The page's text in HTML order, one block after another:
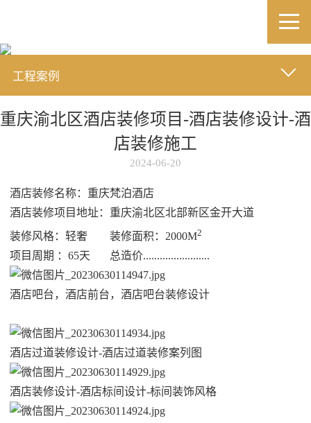
工程案例
重庆渝北区酒店装修项目-酒店装修设计-酒
店装修施工
2024-06-20
酒店装修名称：重庆梵泊酒店
酒店装修项目地址：重庆渝北区北部新区金开大道
装修风格：轻奢 装修面积：2000M2
项目周期 ：65天 总造价........................
酒店吧台，酒店前台，酒店吧台装修设计
酒店过道装修设计-酒店过道装修案列图
酒店装修设计-酒店标间设计-标间装饰风格